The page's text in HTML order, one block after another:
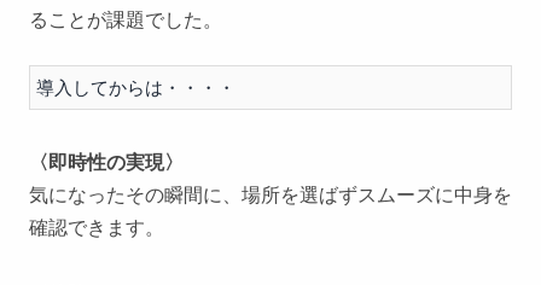
ることが課題でした。
導入してからは・・・・
〈即時性の実現〉
気になったその瞬間に、場所を選ばずスムーズに中身を
確認できます。